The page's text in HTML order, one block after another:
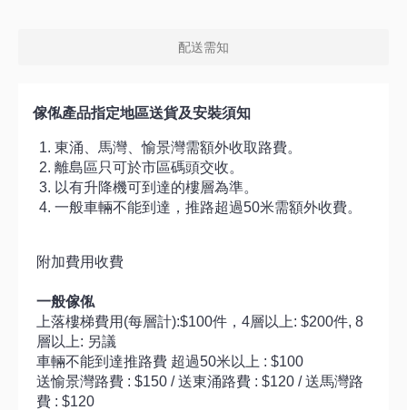
配送需知
傢俬產品指定地區送貨及安裝須知
東涌、馬灣、愉景灣需額外收取路費。
離島區只可於市區碼頭交收。
以有升降機可到達的樓層為準。
一般車輛不能到達，推路超過50米需額外收費。
附加費用收費
一般傢俬
上落樓梯費用(每層計):$100件，4層以上: $200件, 8
層以上: 另議
車輛不能到達推路費 超過50米以上 : $100
送愉景灣路費 : $150 / 送東涌路費 : $120 / 送馬灣路
費 : $120